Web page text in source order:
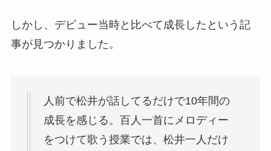
しかし、デビュー当時と比べて成長したという記
事が見つかりました。
人前で松井が話してるだけで10年間の
成長を感じる。百人一首にメロディー
をつけて歌う授業では、松井一人だけ